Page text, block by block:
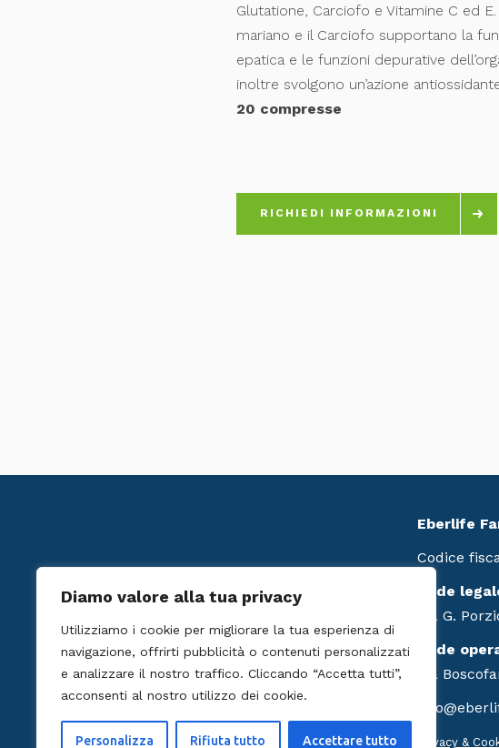
Diamo valore alla tua privacy
Utilizziamo i cookie per migliorare la tua esperienza di
navigazione, offrirti pubblicità o contenuti personalizzati
e analizzare il nostro traffico. Cliccando “Accetta tutti”,
acconsenti al nostro utilizzo dei cookie.
Personalizza Rifiuta tutto Accettare tutto
Glutatione, Carciofo e Vitamine C ed
mariano e il Carciofo supportano la
epatica e le funzioni depurative
inoltre svolgono un’azione
20 compresse
RICHIEDI INFORMAZIONI
Eberlife
Codice
Sede
Via G.
Sede
Via
Privacy &